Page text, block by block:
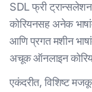
SDL फ्री ट्रान्सलेशन
कोरियनसह अनेक
आणि प्रगत मशीन
अचूक ऑनलाइन
एकंदरीत, विशिष्ट